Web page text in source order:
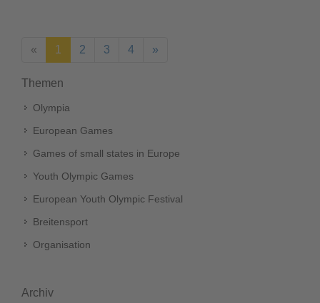
« 1 (aktuell)
2 3 4 »
Themen
Olympia
European Games
Games of small states in Europe
Youth Olympic Games
European Youth Olympic Festival
Breitensport
Organisation
Archiv